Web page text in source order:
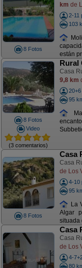
8 Fotos
km de
2-11
103
están
8 Fotos
Video
(3 comentarios)
Rural
Casa
9,8 km
95
8 Fotos
Casa
Casa
de Los
4-10
95
La
Algar
situada
Casa
Casa
de Los
4-
80